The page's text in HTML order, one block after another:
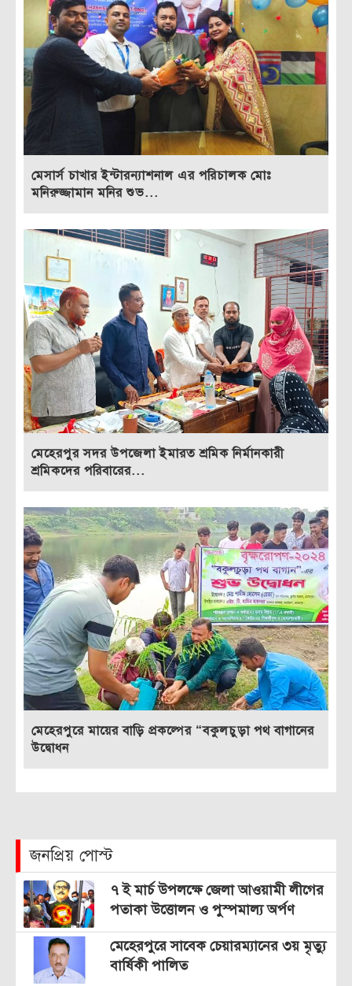
মেসার্স চাখার ইন্টারন্যাশনাল এর পরিচালক মোঃ
মনিরুজ্জামান মনির শুভ...
মেহেরপুর সদর উপজেলা ইমারত শ্রমিক নির্মানকারী
শ্রমিকদের পরিবারের...
মেহেরপুরে মায়ের বাড়ি প্রকল্পের “বকুলচুড়া পথ বাগানের
উদ্বোধন
জনপ্রিয় পোস্ট
৭ ই মার্চ উপলক্ষে জেলা আওয়ামী লীগের
পতাকা উত্তোলন ও পুস্পমাল্য অর্পণ
মেহেরপুরে সাবেক চেয়ারম্যানের ৩য় মৃত্যু
বার্ষিকী পালিত